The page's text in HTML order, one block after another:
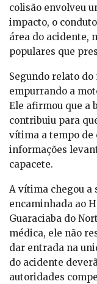
colisão envolveu
impacto, o
área do acidente,
populares que
Segundo relato
empurrando a
Ele afirmou que a
contribuiu para
vítima a tempo de
informações
capacete.
A vítima chegou a
encaminhada ao
Guaraciaba do
médica, ele não
dar entrada na
do acidente
autoridades